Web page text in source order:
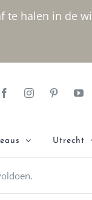
te halen in de
Utrecht